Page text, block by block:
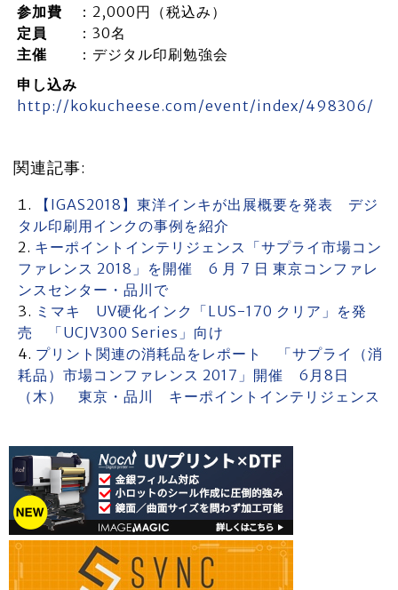
参加費 ：2,000円（税込み）
定員 ：30名
主催
：デジタル印刷勉強会
申し込み
http://kokucheese.com/event/index/498306/
関連記事:
【IGAS2018】東洋インキが出展概要を発表 デジ
タル印刷用インクの事例を紹介
キーポイントインテリジェンス「サプライ市場コン
ファレンス 2018」を開催 6 月 7 日 東京コンファレ
ンスセンター・品川で
ミマキ UV硬化インク「LUS-170 クリア」を発
売 「UCJV300 Series」向け
プリント関連の消耗品をレポート 「サプライ（消
耗品）市場コンファレンス 2017」開催 6月8日
（木） 東京・品川 キーポイントインテリジェンス